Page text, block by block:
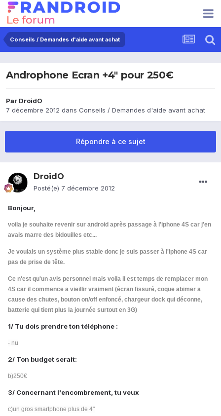
Conseils / Demandes d'aide avant achat
Androphone Ecran +4" pour 250€
Par DroidO
7 décembre 2012 dans Conseils / Demandes d'aide avant achat
Répondre à ce sujet
DroidO
Posté(e) 7 décembre 2012
Bonjour,
voila je souhaite revenir sur android après passage à l'iphone 4S car j'en
avais marre des bidouilles etc...
Je voulais un système plus stable donc je suis passer à l'iphone 4S car
pas de prise de tête.
Ce n'est qu'un avis personnel mais voila il est temps de remplacer mon
4S car il commence a vieillir vraiment (écran fissuré, coque abimer a
cause des chutes, bouton on/off enfoncé, chargeur dock qui déconne,
batterie qui tient plus la journée surtout en 3G)
1/ Tu dois prendre ton téléphone :
- nu
2/ Ton budget serait:
b)250€
3/ Concernant l'encombrement, tu veux
c)un gros smartphone plus de 4"